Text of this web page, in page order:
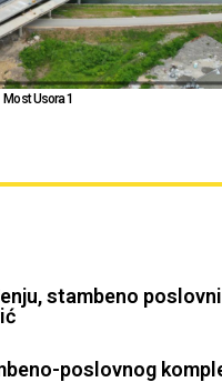
stambeno
poslovnog